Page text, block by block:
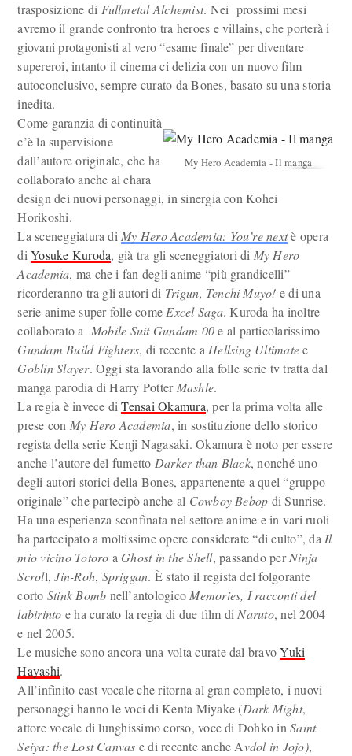
trasposizione di Fullmetal Alchemist. Nei prossimi mesi
avremo il grande confronto tra heroes e villains, che porterà i
giovani protagonisti al vero “esame finale” per diventare
supereroi, intanto il cinema ci delizia con un nuovo film
autoconclusivo, sempre curato da Bones, basato su una storia
inedita.
My Hero Academia - Il manga
Come garanzia di continuità
c’è la supervisione
dall’autore originale, che ha
collaborato anche al chara
design dei nuovi personaggi, in sinergia con Kohei
Horikoshi.
La sceneggiatura di My Hero Academia: You’re nextè opera
diYosuke Kuroda, già tra gli sceneggiatori di My Hero
Academia, ma che i fan degli anime “più grandicelli”
ricorderanno tra gli autori di Trigun, Tenchi Muyo! e di una
serie anime super folle come Excel Saga. Kuroda ha inoltre
collaborato a Mobile Suit Gundam 00e al particolarissimo
Gundam Build Fighters, di recente a Hellsing Ultimatee
Goblin Slayer. Oggi sta lavorando alla folle serie tv tratta dal
manga parodia di Harry Potter Mashle.
La regia è invece diTensai Okamura, per la prima volta alle
prese con My Hero Academia, in sostituzione dello storico
regista della serie Kenji Nagasaki. Okamura è noto per essere
anche l’autore del fumetto Darker than Black, nonché uno
degli autori storici della Bones, appartenente a quel “gruppo
originale” che partecipò anche al Cowboy Bebop di Sunrise.
Ha una esperienza sconfinata nel settore anime e in vari ruoli
ha partecipato a moltissime opere considerate “di culto”, da Il
mio vicino Totoro a Ghost in the Shell, passando perNinja
Scroll,Jin-Roh, Spriggan. È stato il regista del folgorante
corto Stink Bomb nell’antologico Memories, I racconti del
labirinto e ha curato la regia di due film di Naruto, nel 2004
e nel 2005.
Le musiche sono ancora una volta curate dal bravoYuki
Hayashi.
All’infinito cast vocale che ritorna al gran completo, i nuovi
personaggi hanno le voci di Kenta Miyake (Dark Might,
attore vocale di lunghissimo corso, voce di Dohko inSaint
Seiya: the Lost Canvas e di recente anche Avdol in Jojo),